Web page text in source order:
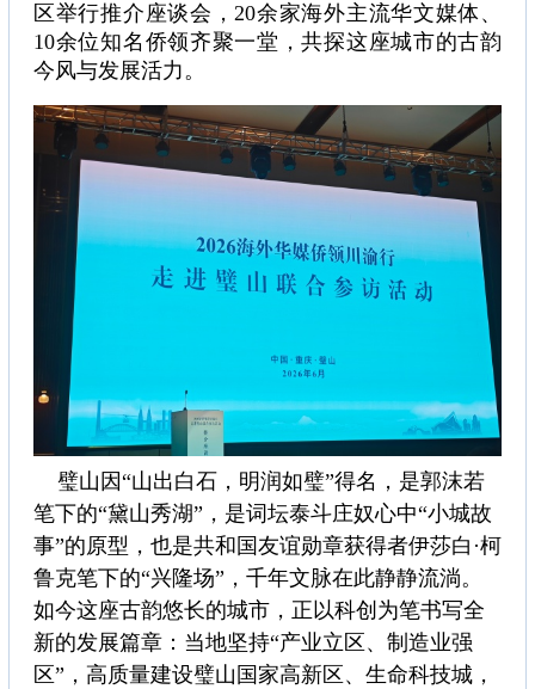
区举行推介座谈会，20余家海外主流华文媒体、
10余位知名侨领齐聚一堂，共探这座城市的古韵
今风与发展活力。
璧山因“山出白石，明润如璧”得名，是郭沫若
笔下的“黛山秀湖”，是词坛泰斗庄奴心中“小城故
事”的原型，也是共和国友谊勋章获得者伊莎白·柯
鲁克笔下的“兴隆场”，千年文脉在此静静流淌。
如今这座古韵悠长的城市，正以科创为笔书写全
新的发展篇章：当地坚持“产业立区、制造业强
区”，高质量建设璧山国家高新区、生命科技城，